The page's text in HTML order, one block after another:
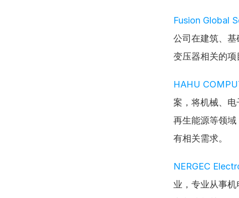
Fusion Global
公司在建筑、
变压器相关的项
HAHU
案，将机械、
再生能源等领
有相关需求。
NERGEC
业，专业从事